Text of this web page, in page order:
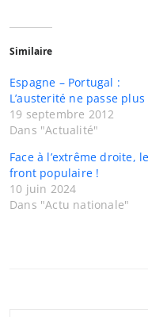
Similaire
Espagne – Portugal :
L’austerité ne passe plus
19 septembre 2012
Dans "Actualité"
Face à l’extrême droite, le
front populaire !
10 juin 2024
Dans "Actu nationale"